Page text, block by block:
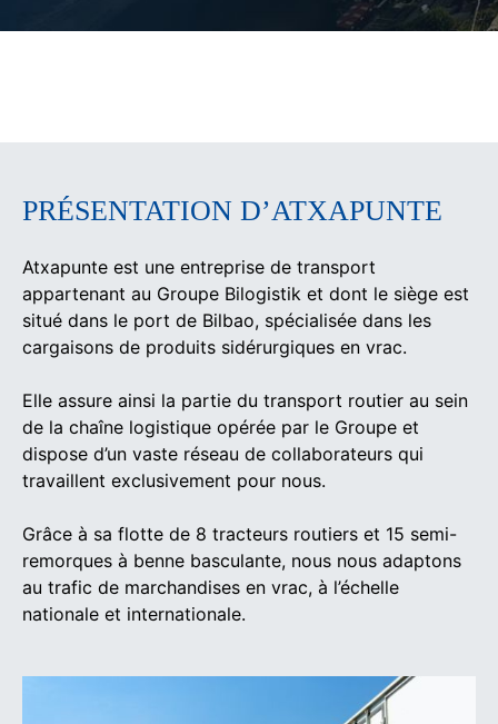
PRÉSENTATION D’ATXAPUNTE
Atxapunte est une entreprise de transport
appartenant au Groupe Bilogistik et dont le siège est
situé dans le port de Bilbao, spécialisée dans les
cargaisons de produits sidérurgiques en vrac.
Elle assure ainsi la partie du transport routier au sein
de la chaîne logistique opérée par le Groupe et
dispose d’un vaste réseau de collaborateurs qui
travaillent exclusivement pour nous.
Grâce à sa flotte de 8 tracteurs routiers et 15 semi-
remorques à benne basculante, nous nous adaptons
au trafic de marchandises en vrac, à l’échelle
nationale et internationale.